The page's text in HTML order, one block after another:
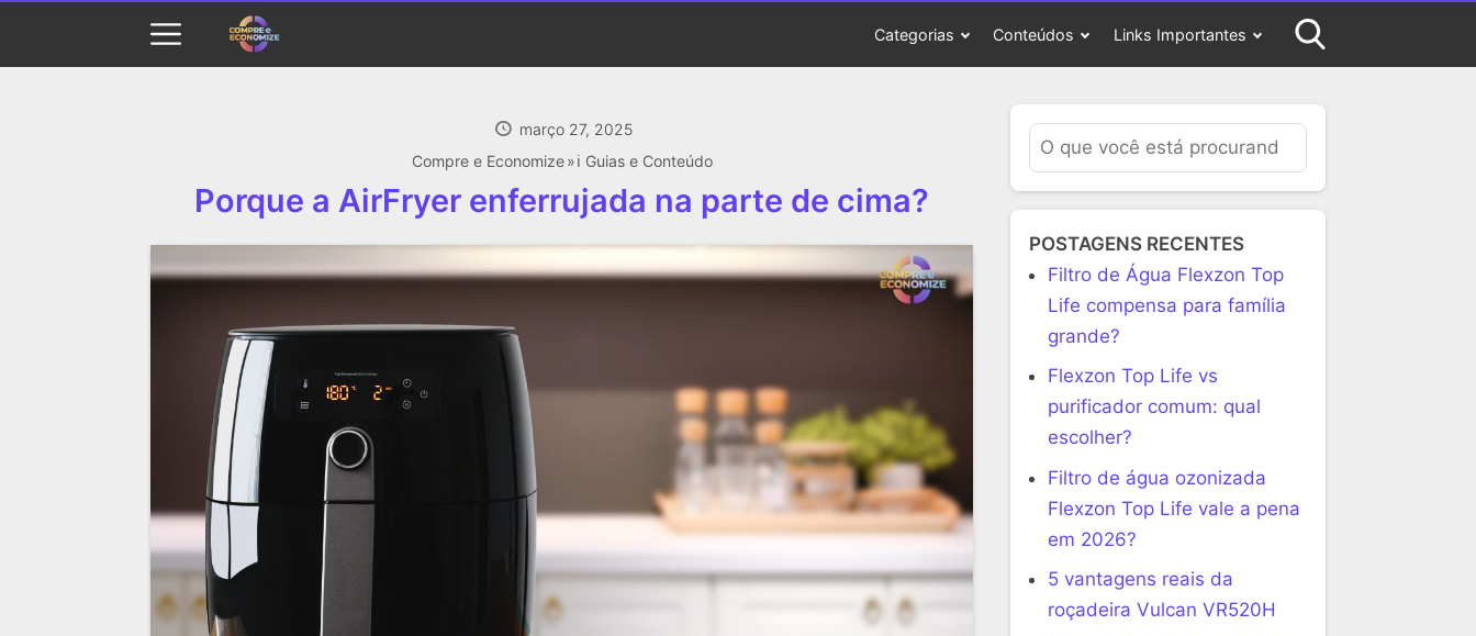
Categorias Conteúdos Links Importantes
março 27, 2025
Compre e Economize
ℹ️ Guias e Conteúdo
Porque a AirFryer enferrujada na parte de cima?
POSTAGENS RECENTES
Filtro de Água Flexzon Top
Life compensa para família
grande?
Flexzon Top Life vs
purificador comum: qual
escolher?
Filtro de água ozonizada
Flexzon Top Life vale a pena
em 2026?
5 vantagens reais da
roçadeira Vulcan VR520H